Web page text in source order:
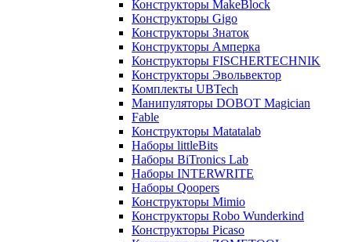
Конструкторы MakeBlock
Конструкторы Gigo
Конструкторы Знаток
Конструкторы Амперка
Конструкторы FISCHERTECHNIK
Конструкторы Эвольвектор
Комплекты UBTech
Манипуляторы DOBOT Magician
Fable
Конструкторы Matatalab
Наборы littleBits
Наборы BiTronics Lab
Наборы INTERWRITE
Наборы Qoopers
Конструкторы Mimio
Конструкторы Robo Wunderkind
Конструкторы Picaso